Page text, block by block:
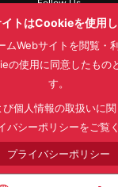
Follow Us
利用目的
バシーポリシー
サイト
販売に関する標準契約条
CO., LTD. ALL
トはCookieを使用し
ムWebサイトを閲覧・
の使用に同意したもの
す。
個人情報の取扱いに
バシーポリシーをご覧
プライバシーポリシー